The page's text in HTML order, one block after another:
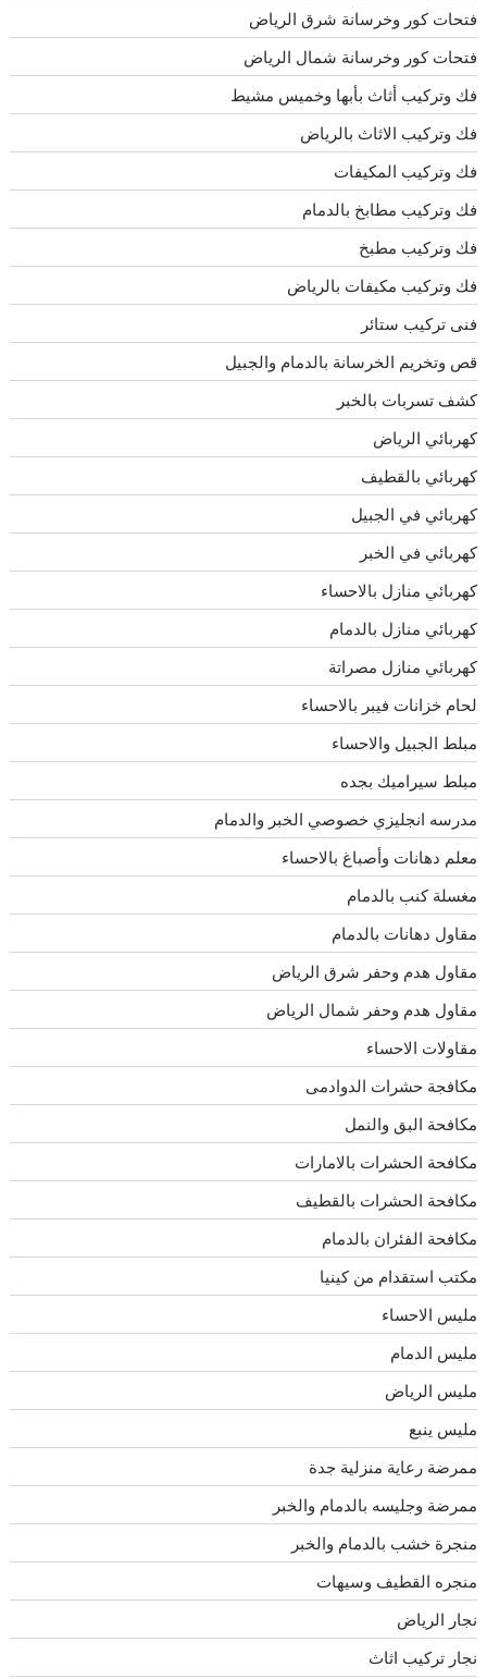
فتحات كور وخرسانة شرق الرياض
فتحات كور وخرسانة شمال الرياض
فك وتركيب أثاث بأبها وخميس مشيط
فك وتركيب الاثاث بالرياض
فك وتركيب المكيفات
فك وتركيب مطابخ بالدمام
فك وتركيب مطبخ
فك وتركيب مكيفات بالرياض
فنى تركيب ستائر
قص وتخريم الخرسانة بالدمام والجبيل
كشف تسربات بالخبر
كهربائي الرياض
كهربائي بالقطيف
كهربائي في الجبيل
كهربائي في الخبر
كهربائي منازل بالاحساء
كهربائي منازل بالدمام
كهربائي منازل مصراتة
لحام خزانات فيبر بالاحساء
مبلط الجبيل والاحساء
مبلط سيراميك بجده
مدرسه انجليزي خصوصي الخبر والدمام
معلم دهانات وأصباغ بالاحساء
مغسلة كنب بالدمام
مقاول دهانات بالدمام
مقاول هدم وحفر شرق الرياض
مقاول هدم وحفر شمال الرياض
مقاولات الاحساء
مكافجة حشرات الدوادمى
مكافحة البق والنمل
مكافحة الحشرات بالامارات
مكافحة الحشرات بالقطيف
مكافحة الفئران بالدمام
مكتب استقدام من كينيا
مليس الاحساء
مليس الدمام
مليس الرياض
مليس ينبع
ممرضة رعاية منزلية جدة
ممرضة وجليسه بالدمام والخبر
منجرة خشب بالدمام والخبر
منجره القطيف وسيهات
نجار الرياض
نجار تركيب اثاث